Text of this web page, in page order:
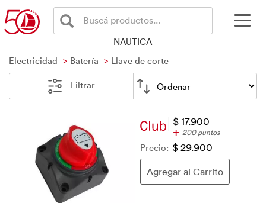
Buscá productos...
NAUTICA
Electricidad
Batería Llave de corte
Filtrar
$ 17.900
+ 200 puntos
Precio: $ 29.900